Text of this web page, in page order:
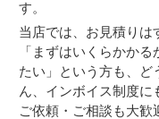
す。
当店では、お見積りは
「まずはいくらかか
たい」という方も、ど
ん、インボイス制度
ご依頼・ご相談も大歓